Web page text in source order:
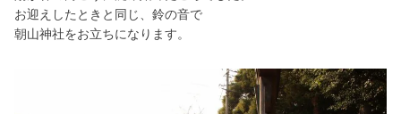
お迎えしたときと同じ、鈴の音で
朝山神社をお立ちになります。